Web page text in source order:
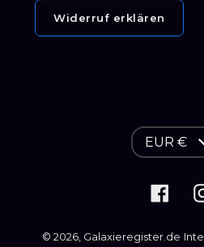
Widerruf erklären
W
ä
u
EUR €
© 2026, Galaxieregister.de